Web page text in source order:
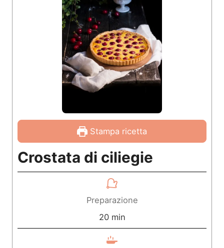
Stampa ricetta
Crostata di ciliegie
Preparazione
20m
i
min